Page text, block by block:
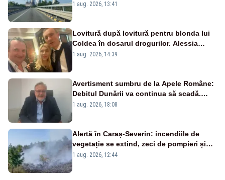
de la Rovinari
1 aug. 2026, 13:41
Lovitură după lovitură pentru blonda lui
Coldea în dosarul drogurilor. Alessia
Păcuraru explică decizia magistraților
1 aug. 2026, 14:39
Avertisment sumbru de la Apele Române:
Debitul Dunării va continua să scadă.
Cernavodă s-ar putea închide în 4 zile
1 aug. 2026, 18:08
Alertă în Caraș-Severin: incendiile de
vegetație se extind, zeci de pompieri și
silvicultori se luptă cu flăcările - VIDEO
1 aug. 2026, 12:44